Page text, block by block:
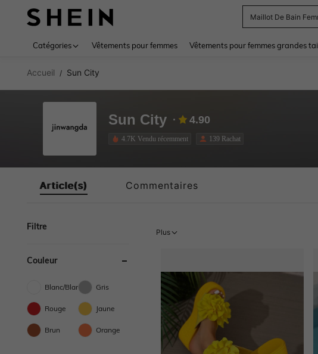
Sac
Catégories Vêtements pour femmes Vêtements pour femmes grandes
Accueil / Sun City
Sun City 4.90
4.7K Vendu récemment 139 Rachat
Article(s) Commentaires
Filtre
Couleur
Blanc/Blanche Gris
Rouge Jaune
Brun Orange
Plus